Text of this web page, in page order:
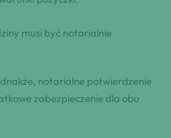
musi być notarialnie
notarialne potwierdzenie
zabezpieczenie ‍dla obu